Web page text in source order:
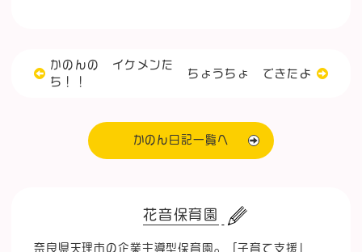
かのんの イケメンた
ち！！
ちょうちょ できたよ
かのん日記一覧へ
花音保育園
奈良県天理市の企業主導型保育園。「子育て支援」